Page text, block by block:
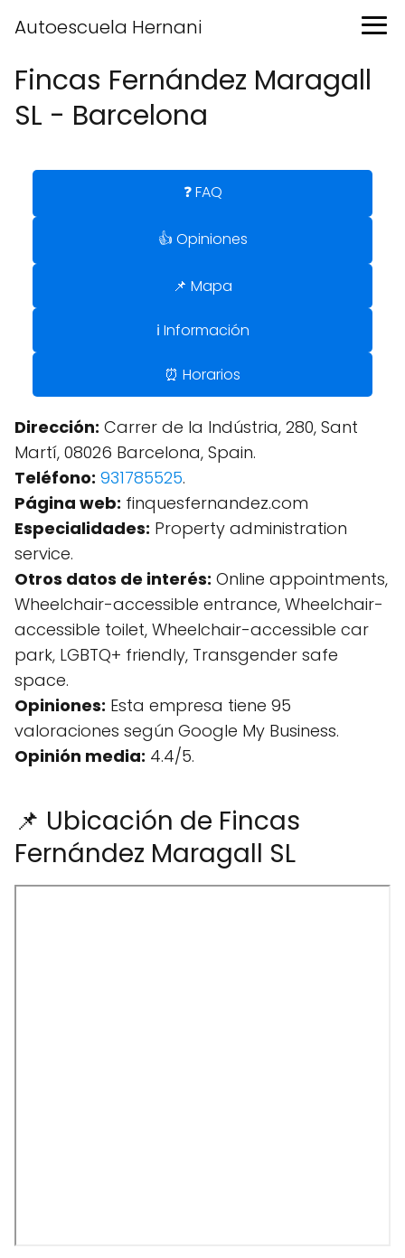
Autoescuela Hernani
Fincas Fernández Maragall
SL - Barcelona
❓ FAQ
👍 Opiniones
📌 Mapa
ℹ️ Información
⏰ Horarios
Dirección: Carrer de la Indústria, 280, Sant
Martí, 08026 Barcelona, Spain.
Teléfono: 931785525.
Página web: finquesfernandez.com
Especialidades: Property administration
service.
Otros datos de interés: Online appointments,
Wheelchair-accessible entrance, Wheelchair-
accessible toilet, Wheelchair-accessible car
park, LGBTQ+ friendly, Transgender safe
space.
Opiniones: Esta empresa tiene 95
valoraciones según Google My Business.
Opinión media: 4.4/5.
📌 Ubicación de Fincas
Fernández Maragall SL